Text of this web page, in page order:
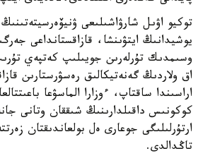
توكيو اۋىل شارۋاشىلىعى
يوشيدانىڭ ايتۋىنشا، قازاقستانداعى
وسىمدىك تۇرلەرىن جويىلىپ كەتپەي
اق ولاردىڭ گەنەتيكالىق رەسۋرستارىن
اراسىندا ساقتاپ، ءوزارا الماسۋعا
كوكونىس داقىلدارىنىڭ شىققان وتانى
ارتۇرلىلىگى جوعارى ەل بولعاندىقتان
تاڭدالدى.